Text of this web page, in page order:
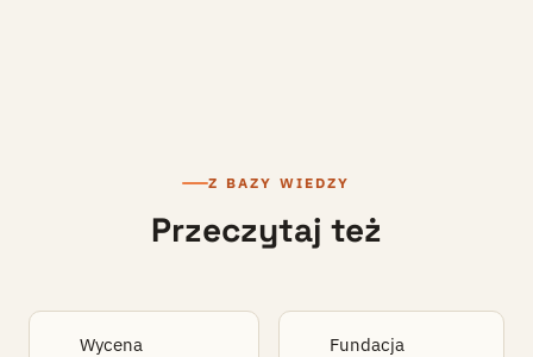
Z BAZY WIEDZY
Przeczytaj też
Wycena
Fundacja